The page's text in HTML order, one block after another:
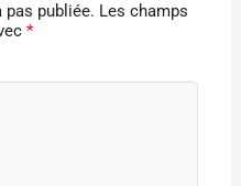
pas publiée. Les champs
*